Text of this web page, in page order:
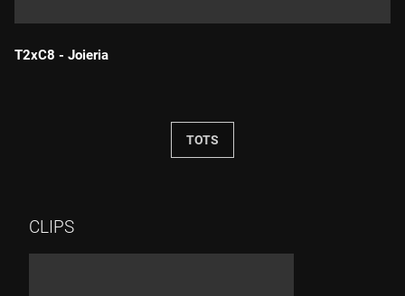
T2xC8 - Joieria
TOTS
CLIPS